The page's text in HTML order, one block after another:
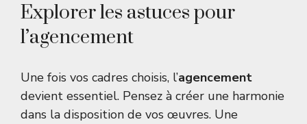
Explorer les astuces pour
l’agencement
Une fois vos cadres choisis, l’agencement
devient essentiel. Pensez à créer une harmonie
dans la disposition de vos œuvres. Une